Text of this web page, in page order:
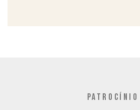
PATROCÍNIO